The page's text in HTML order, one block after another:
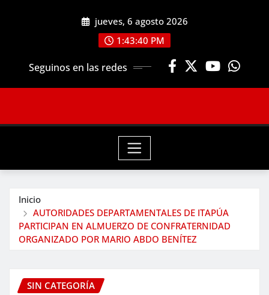
jueves, 6 agosto 2026
1:43:42 PM
Seguinos en las redes
Inicio
AUTORIDADES DEPARTAMENTALES DE ITAPÚA
PARTICIPAN EN ALMUERZO DE CONFRATERNIDAD
ORGANIZADO POR MARIO ABDO BENÍTEZ
SIN CATEGORÍA